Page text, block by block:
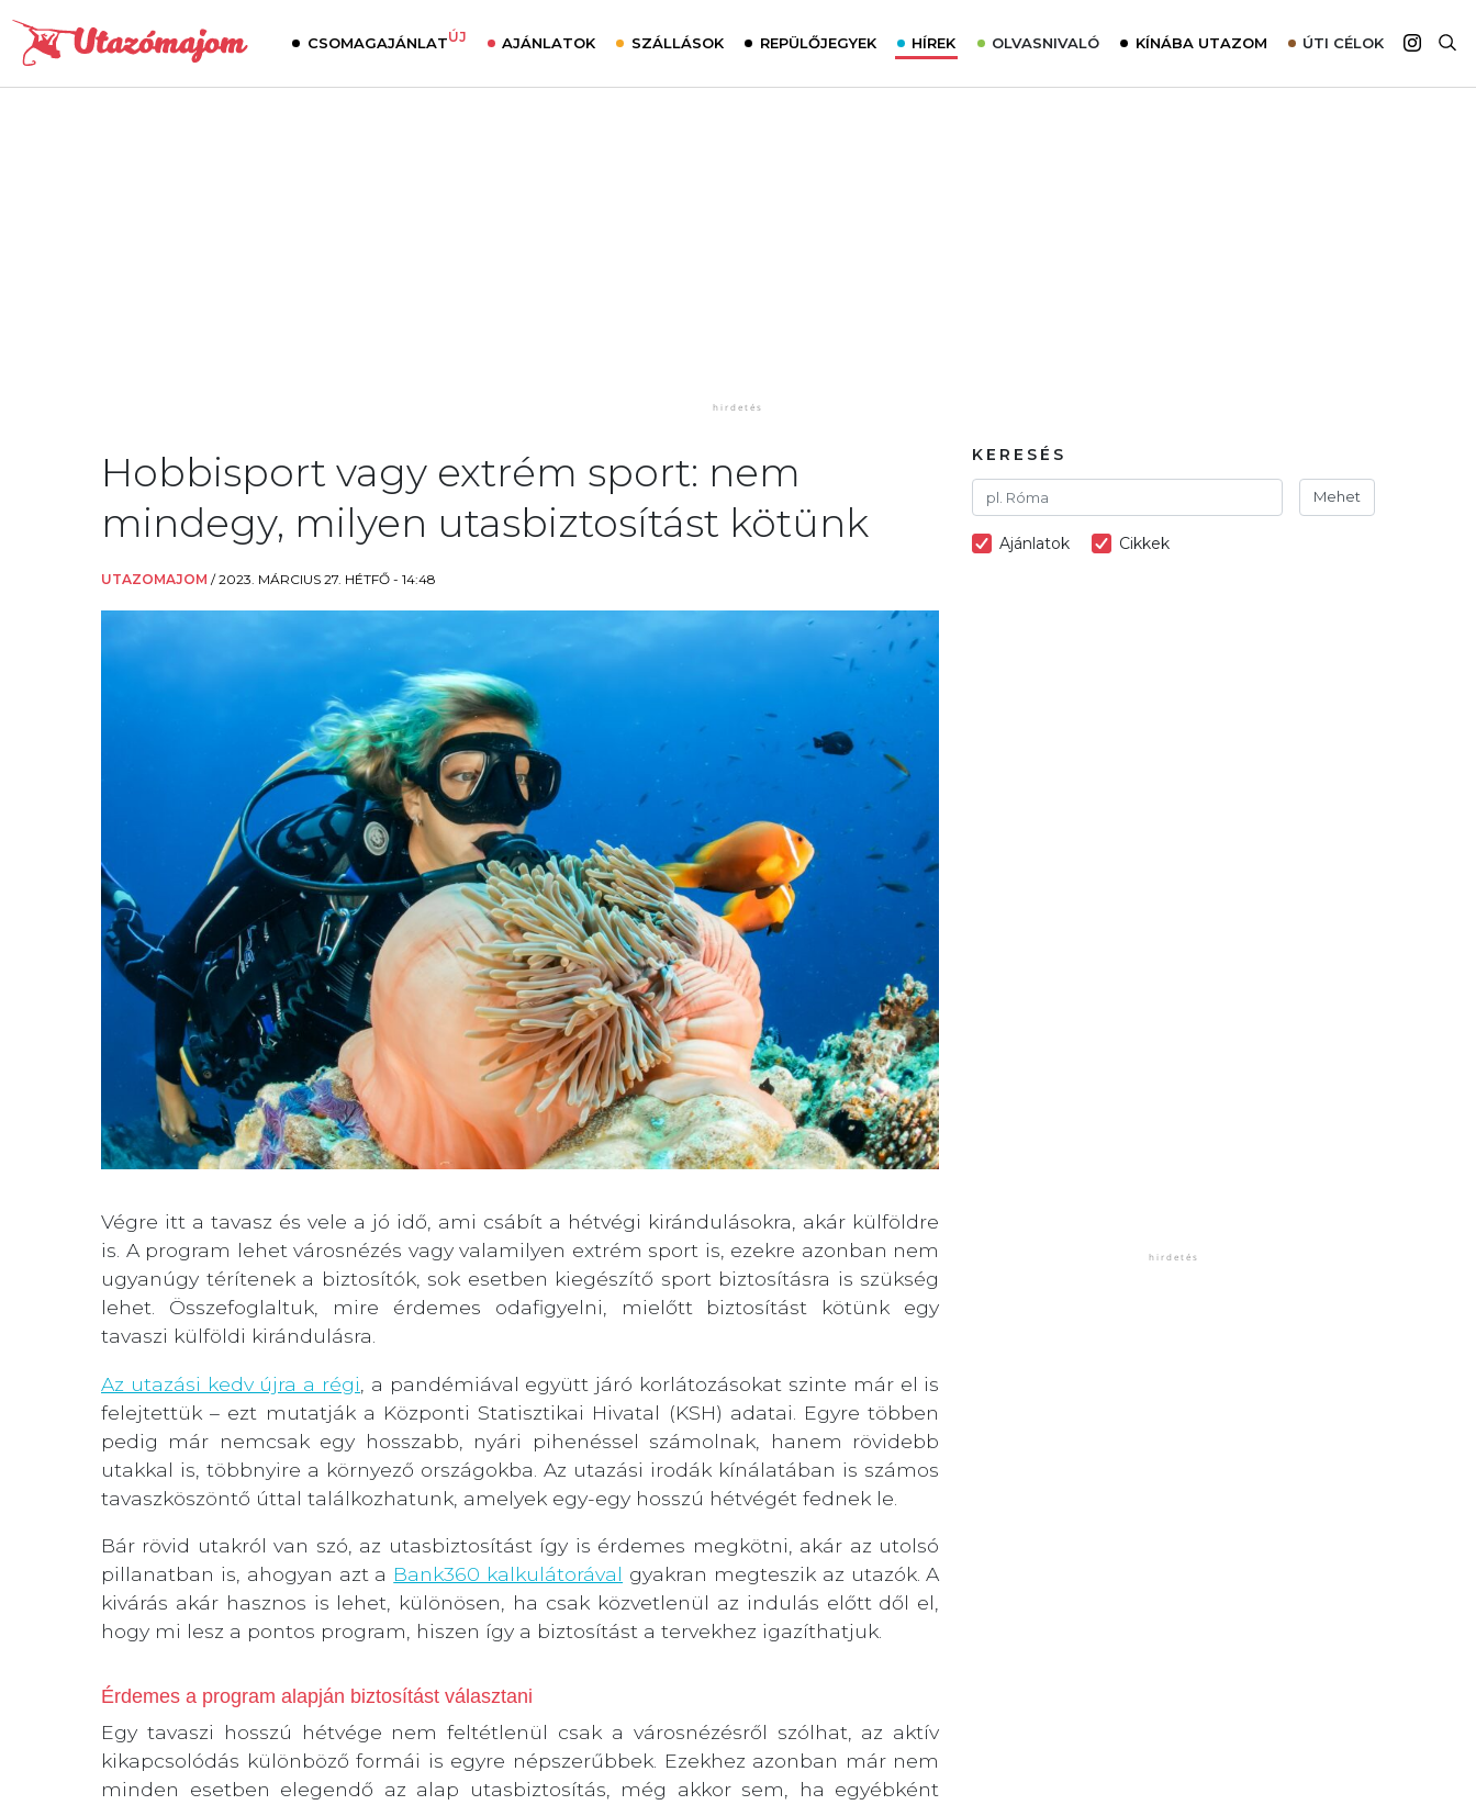
CSOMAGAJÁNLATÚJ AJÁNLATOK SZÁLLÁSOK REPÜLŐJEGYEK HÍREK OLVASNIVALÓ KÍNÁBA UTAZOM ÚTI CÉLOK
Hobbisport vagy extrém sport: nem
mindegy, milyen utasbiztosítást kötünk
UTAZOMAJOM /2023. MÁRCIUS 27. HÉTFŐ - 14:48
Végre itt a tavasz és vele a jó idő, ami csábít a hétvégi kirándulásokra, akár külföldre
is. A program lehet városnézés vagy valamilyen extrém sport is, ezekre azonban nem
ugyanúgy térítenek a biztosítók, sok esetben kiegészítő sport biztosításra is szükség
lehet. Összefoglaltuk, mire érdemes odafigyelni, mielőtt biztosítást kötünk egy
tavaszi külföldi kirándulásra.
Az utazási kedv újra a régi , a pandémiával együtt járó korlátozásokat szinte már el is
felejtettük – ezt mutatják a Központi Statisztikai Hivatal (KSH) adatai. Egyre többen
pedig már nemcsak egy hosszabb, nyári pihenéssel számolnak, hanem rövidebb
utakkal is, többnyire a környező országokba. Az utazási irodák kínálatában is számos
tavaszköszöntő úttal találkozhatunk, amelyek egy-egy hosszú hétvégét fednek le.
Bár rövid utakról van szó, az utasbiztosítást így is érdemes megkötni, akár az utolsó
pillanatban is, ahogyan azt a Bank360 kalkulátorával gyakran megteszik az utazók. A
kivárás akár hasznos is lehet, különösen, ha csak közvetlenül az indulás előtt dől el,
hogy mi lesz a pontos program, hiszen így a biztosítást a tervekhez igazíthatjuk.
Érdemes a program alapján biztosítást választani
Egy tavaszi hosszú hétvége nem feltétlenül csak a városnézésről szólhat, az aktív
kikapcsolódás különböző formái is egyre népszerűbbek. Ezekhez azonban már nem
minden esetben elegendő az alap utasbiztosítás, még akkor sem, ha egyébként
KERESÉS
Mehet
Ajánlatok Cikkek